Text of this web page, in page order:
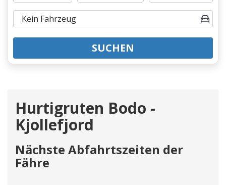
SUCHEN
Hurtigruten Bodo -
Kjollefjord
Nächste Abfahrtszeiten der
Fähre